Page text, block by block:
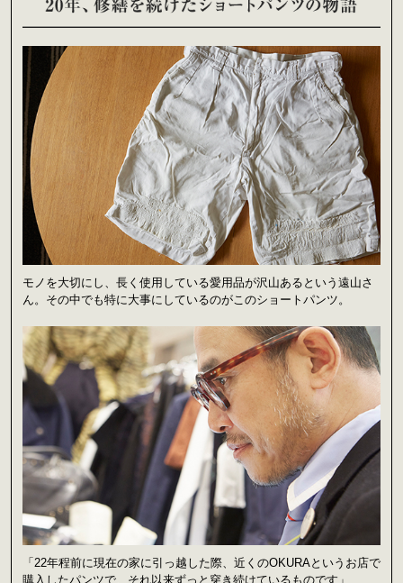
モノを大切にし、長く使用している愛用品が沢山あるという遠山さ
ん。その中でも特に大事にしているのがこのショートパンツ。
「22年程前に現在の家に引っ越した際、近くのOKURAというお店で
購入したパンツで、それ以来ずっと穿き続けているものです」